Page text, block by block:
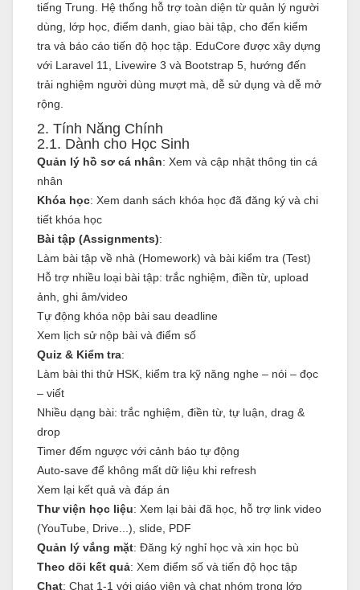
tiếng Trung. Hệ thống hỗ trợ toàn diện từ quản lý người
dùng, lớp học, điểm danh, giao bài tập, cho đến kiểm
tra và báo cáo tiến độ học tập. EduCore được xây dựng
với Laravel 11, Livewire 3 và Bootstrap 5, hướng đến
trải nghiệm người dùng mượt mà, dễ sử dụng và dễ mở
rộng.
2. Tính Năng Chính
2.1. Dành cho Học Sinh
Quản lý hồ sơ cá nhân: Xem và cập nhật thông tin cá
nhân
Khóa học: Xem danh sách khóa học đã đăng ký và chi
tiết khóa học
Bài tập (Assignments):
Làm bài tập về nhà (Homework) và bài kiểm tra (Test)
Hỗ trợ nhiều loại bài tập: trắc nghiệm, điền từ, upload
ảnh, ghi âm/video
Tự động khóa nộp bài sau deadline
Xem lịch sử nộp bài và điểm số
Quiz & Kiểm tra:
Làm bài thi thử HSK, kiểm tra kỹ năng nghe – nói – đọc
– viết
Nhiều dạng bài: trắc nghiệm, điền từ, tự luận, drag &
drop
Timer đếm ngược với cảnh báo tự động
Auto-save để không mất dữ liệu khi refresh
Xem lại kết quả và đáp án
Thư viện học liệu: Xem lại bài đã học, hỗ trợ link video
(YouTube, Drive...), slide, PDF
Quản lý vắng mặt: Đăng ký nghỉ học và xin học bù
Theo dõi kết quả: Xem điểm số và tiến độ học tập
Chat: Chat 1-1 với giáo viên và chat nhóm trong lớp